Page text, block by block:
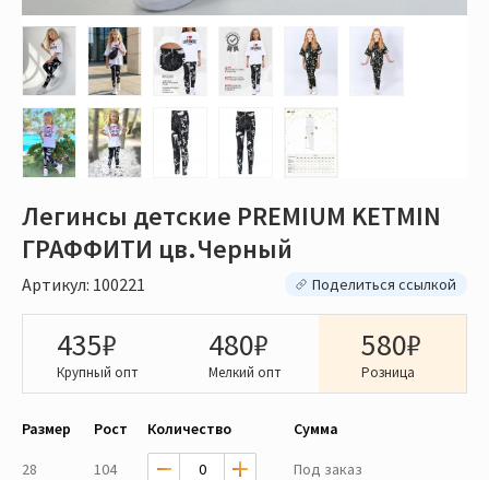
Легинсы детские PREMIUM KETMIN
ГРАФФИТИ цв.Черный
Артикул: 100221 Поделиться ссылкой
435₽
Крупный опт
480₽
Мелкий опт
580₽
Розница
Размер Рост Количество Сумма
28 104 Под заказ